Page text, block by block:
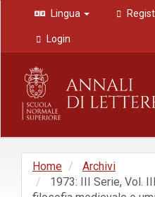
Navigazione
principale
Contenuto
principale
Barra
laterale
Lingua
Login
Home
Archivi
1973: III Serie, Vol.